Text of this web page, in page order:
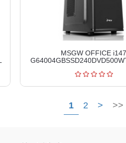
MSGW OFFICE i147
1 2 > >>